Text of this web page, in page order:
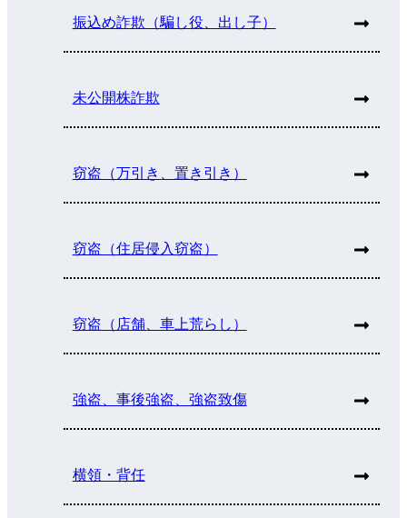
振込め詐欺（騙し役、出し子）
未公開株詐欺
窃盗（万引き、置き引き）
窃盗（住居侵入窃盗）
窃盗（店舗、車上荒らし）
強盗、事後強盗、強盗致傷
横領・背任